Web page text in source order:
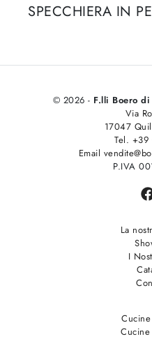
SPECCHIERA IN
© 2026 - F.lli Boero
Via
17047
Tel. +39
Email
P.IVA
La
I
Cucine